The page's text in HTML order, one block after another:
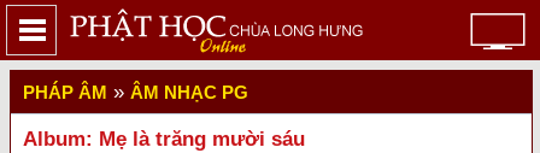
PHÁP ÂM » ÂM NHẠC PG
Album: Mẹ là trăng mười sáu